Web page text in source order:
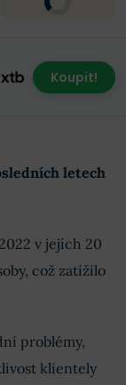
Koupit!
letech
v jejích 20
což zatížilo
problémy,
klientely